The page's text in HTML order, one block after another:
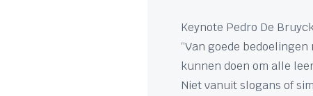
Keynote Pedro De
“Van goede
kunnen doen om alle
Niet vanuit slogans of